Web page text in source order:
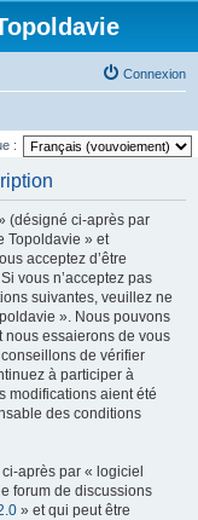
Connexion
:
(désigné ci-après par
Topoldavie » et
acceptez d’être
vous n’acceptez pas
suivantes, veuillez ne
». Nous pouvons
nous essaierons de vous
de vérifier
à participer à
modifications aient été
des conditions
après par « logiciel
forum de discussions
» et qui peut être